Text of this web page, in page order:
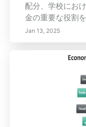
配分、学校にお
金の重要な役割
章では、政府の
影響と、カリキ
を育成するため
続的な専門的発
経済的要因や体
育へのアクセス
平な教育環境を
を見つけます。
Jan 13, 2025